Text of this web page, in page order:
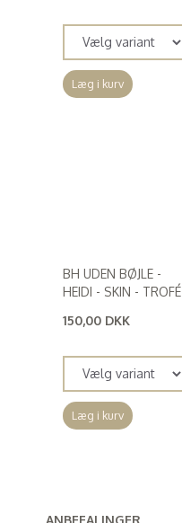
Læg i kurv
BH UDEN BØJLE -
HEIDI - SKIN - TROFÉ
150,00 DKK
Læg i kurv
ANBEFALINGER